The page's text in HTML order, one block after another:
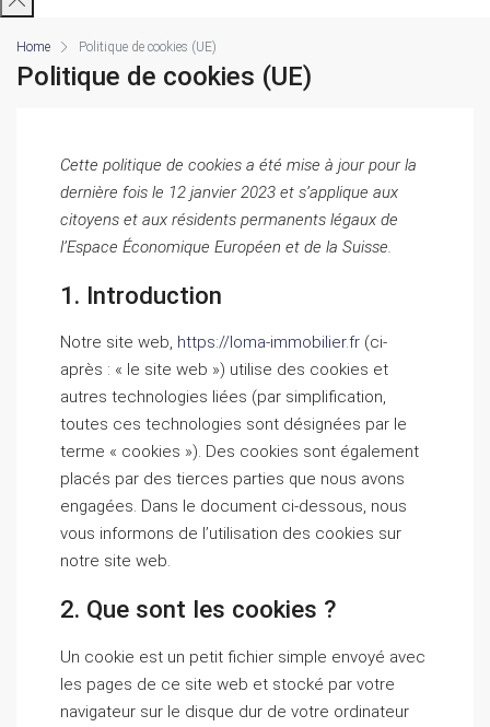
Home Politique de cookies (UE)
Politique de cookies (UE)
Cette politique de cookies a été mise à jour pour la
dernière fois le 12 janvier 2023 et s’applique aux
citoyens et aux résidents permanents légaux de
l’Espace Économique Européen et de la Suisse.
1. Introduction
Notre site web, https://loma-immobilier.fr (ci-
après : « le site web ») utilise des cookies et
autres technologies liées (par simplification,
toutes ces technologies sont désignées par le
terme « cookies »). Des cookies sont également
placés par des tierces parties que nous avons
engagées. Dans le document ci-dessous, nous
vous informons de l’utilisation des cookies sur
notre site web.
2. Que sont les cookies ?
Un cookie est un petit fichier simple envoyé avec
les pages de ce site web et stocké par votre
navigateur sur le disque dur de votre ordinateur